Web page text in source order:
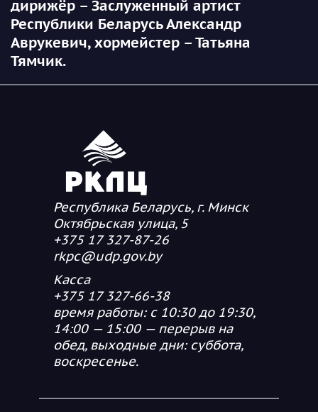
дирижёр – Заслуженный артист
Республики Беларусь Александр
Аврукевич, хормейстер – Татьяна
Тямчик.
Республика Беларусь, г. Минск
Октябрьская улица, 5
+375 17 327-87-26
rkpc@udp.gov.by
Касса
+375 17 327-66-38
время работы: с 10:30 до 19:30,
14:00 — 15:00 — перерыв на
обед, выходные дни: суббота,
воскресенье.